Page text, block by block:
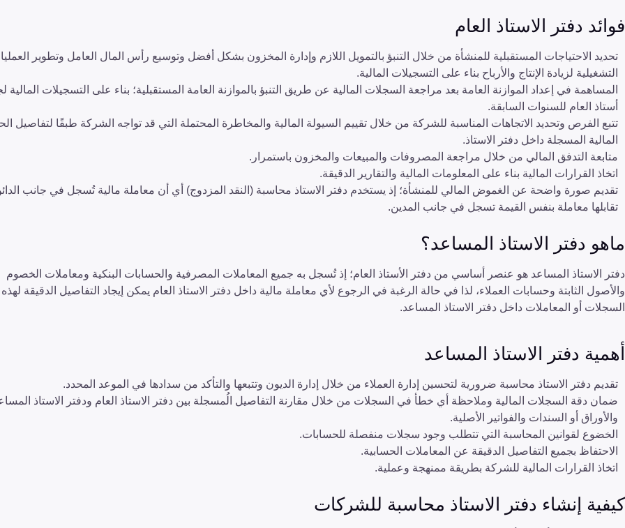
فوائد دفتر الاستاذ العام
تحديد الاحتياجات المستقبلية للمنشأة من خلال التنبؤ بالتمويل اللازم وإدارة المخزون بشكل أفضل وتوسيع رأس المال العامل وتطوير
التشغيلية لزيادة الإنتاج والأرباح بناء على التسجيلات المالية.
المساهمة في إعداد الموازنة العامة بعد مراجعة السجلات المالية عن طريق التنبؤ بالموازنة العامة المستقبلية؛ بناء على التسجيلات المالية
أستاذ العام للسنوات السابقة.
تتبع الفرص وتحديد الاتجاهات المناسبة للشركة من خلال تقييم السيولة المالية والمخاطرة المحتملة التي قد تواجه الشركة طبقًا لتفاصيل
المالية المسجلة داخل دفتر الاستاذ.
متابعة التدفق المالي من خلال مراجعة المصروفات والمبيعات والمخزون باستمرار.
اتخاذ القرارات المالية بناء على المعلومات المالية والتقارير الدقيقة.
تقديم صورة واضحة عن الغموض المالي للمنشأة؛ إذ يستخدم دفتر الاستاذ محاسبة (النقد المزدوج) أي أن معاملة مالية تُسجل في جانب
تقابلها معاملة بنفس القيمة تسجل في جانب المدين.
ماهو دفتر الاستاذ المساعد؟
دفتر الاستاذ المساعد هو عنصر أساسي من دفتر الأستاذ العام؛ إذ تُسجل به جميع المعاملات المصرفية والحسابات البنكية ومعاملات الخصوم
والأصول الثابتة وحسابات العملاء، لذا في حالة الرغبة في الرجوع لأي معاملة مالية داخل دفتر الاستاذ العام يمكن إيجاد التفاصيل الدقيقة لهذه
السجلات أو المعاملات داخل دفتر الاستاذ المساعد.
أهمية دفتر الاستاذ المساعد
تقديم دفتر الاستاذ محاسبة ضرورية لتحسين إدارة العملاء من خلال إدارة الديون وتتبعها والتأكد من سدادها في الموعد المحدد.
ضمان دقة السجلات المالية وملاحظة أي خطأ في السجلات من خلال مقارنة التفاصيل الُمسجلة بين دفتر الاستاذ العام ودفتر الاستاذ
والأوراق أو السندات والفواتير الأصلية.
الخضوع لقوانين المحاسبة التي تتطلب وجود سجلات منفصلة للحسابات.
الاحتفاظ بجميع التفاصيل الدقيقة عن المعاملات الحسابية.
اتخاذ القرارات المالية للشركة بطريقة ممنهجة وعملية.
كيفية إنشاء دفتر الاستاذ محاسبة للشركات